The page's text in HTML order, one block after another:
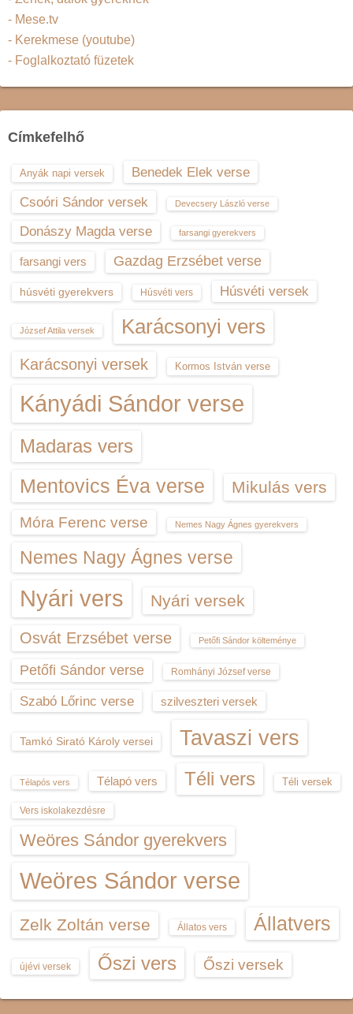
- Mese.tv
- Kerekmese (youtube)
- Foglalkoztató füzetek
Címkefelhő
Anyák napi versek
Benedek Elek verse
Csoóri Sándor versek
Devecsery László verse
Donászy Magda verse farsangi gyerekvers
farsangi vers Gazdag Erzsébet verse
húsvéti gyerekvers Húsvéti vers Húsvéti versek
József Attila versek Karácsonyi vers
Karácsonyi versek Kormos István verse
Kányádi Sándor verse
Madaras vers
Mentovics Éva verse Mikulás vers
Móra Ferenc verse Nemes Nagy Ágnes gyerekvers
Nemes Nagy Ágnes verse
Nyári vers Nyári versek
Osvát Erzsébet verse Petőfi Sándor költeménye
Petőfi Sándor verse Romhányi József verse
Szabó Lőrinc verse szilveszteri versek
Tamkó Sirató Károly versei Tavaszi vers
Télapós vers Télapó vers Téli vers Téli versek
Vers iskolakezdésre
Weöres Sándor gyerekvers
Weöres Sándor verse
Zelk Zoltán verse Állatos vers Állatvers
újévi versek Őszi vers Őszi versek